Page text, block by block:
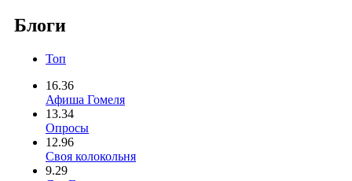
Блоги
Топ
16.36
Афиша Гомеля
13.34
Опросы
12.96
Своя колокольня
9.29